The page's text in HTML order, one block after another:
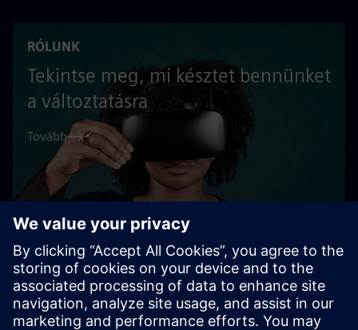
RÓLUNK
Tekintse meg, mi késztet bennünket
a változtatásra
Tovább